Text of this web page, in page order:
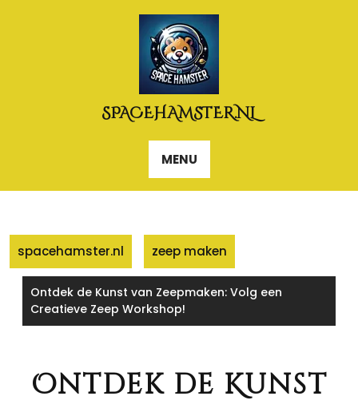
SPACEHAMSTER.NL
MENU
spacehamster.nl zeep maken
Ontdek de Kunst van Zeepmaken: Volg een
Creatieve Zeep Workshop!
Ontdek de Kunst